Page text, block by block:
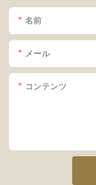
名前
メール
コンテンツ